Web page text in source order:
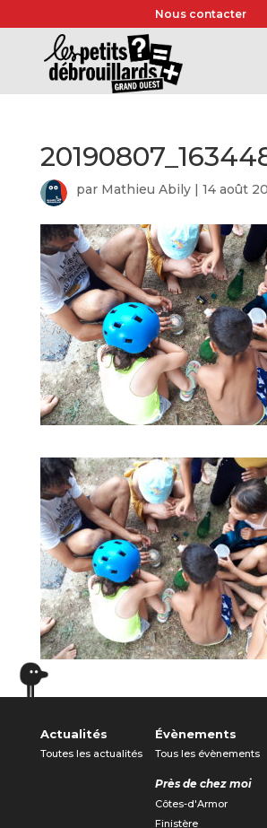
Nous contacter
par Mathieu Abily| 14 août
Actualités
Toutes les actualités
Évènements
Tous les évènements
Près de chez moi
Côtes-d'Armor
Finistère